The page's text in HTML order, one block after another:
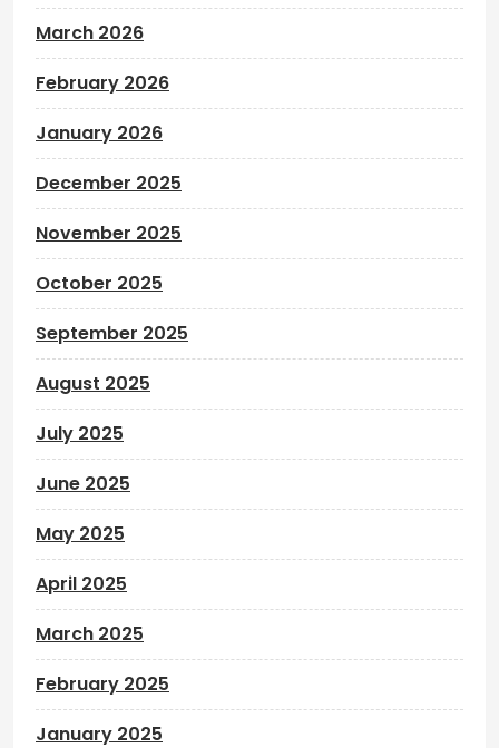
March 2026
February 2026
January 2026
December 2025
November 2025
October 2025
September 2025
August 2025
July 2025
June 2025
May 2025
April 2025
March 2025
February 2025
January 2025